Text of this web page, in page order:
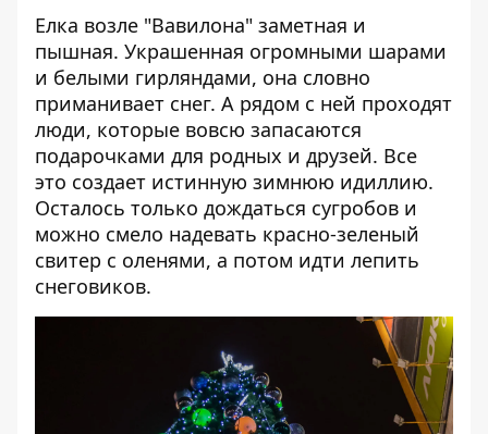
Елка возле "Вавилона" заметная и
пышная. Украшенная огромными шарами
и белыми гирляндами, она словно
приманивает снег. А рядом с ней проходят
люди, которые вовсю запасаются
подарочками для родных и друзей. Все
это создает истинную зимнюю идиллию.
Осталось только дождаться сугробов и
можно смело надевать красно-зеленый
свитер с оленями, а потом идти лепить
снеговиков.